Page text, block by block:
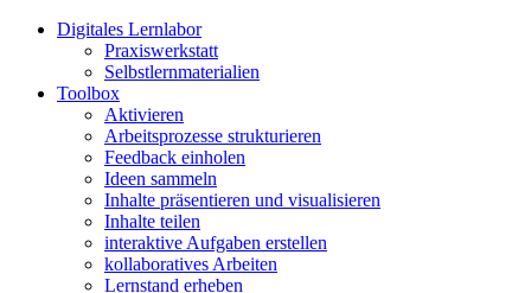
Digitales Lernlabor
Praxiswerkstatt
Selbstlernmaterialien
Toolbox
Aktivieren
Arbeitsprozesse strukturieren
Feedback einholen
Ideen sammeln
Inhalte präsentieren und visualisieren
Inhalte teilen
interaktive Aufgaben erstellen
kollaboratives Arbeiten
Lernstand erheben